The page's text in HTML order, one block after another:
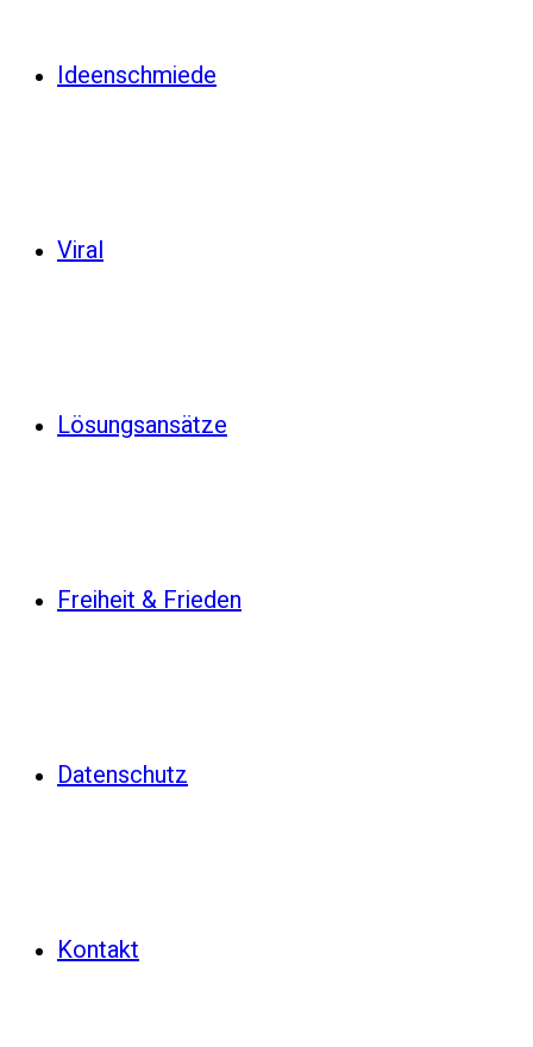
Ideenschmiede
Viral
Lösungsansätze
Freiheit & Frieden
Datenschutz
Kontakt